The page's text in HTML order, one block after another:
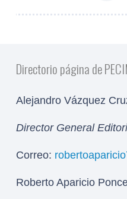
Directorio página de
Alejandro Vázquez
Director General
Correo:
Roberto Aparicio